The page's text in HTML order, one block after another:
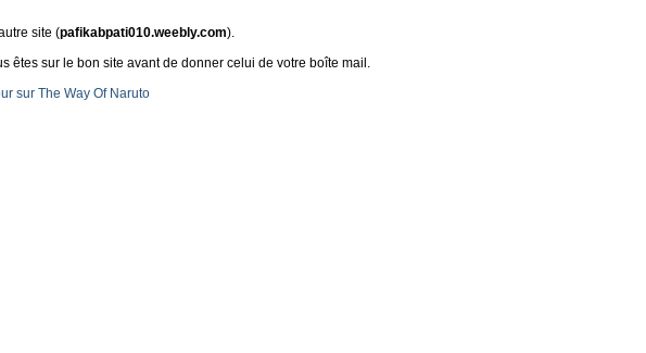
site (pafikabpati010.weebly.com).
êtes sur le bon site avant de donner celui de votre boîte mail.
sur The Way Of Naruto